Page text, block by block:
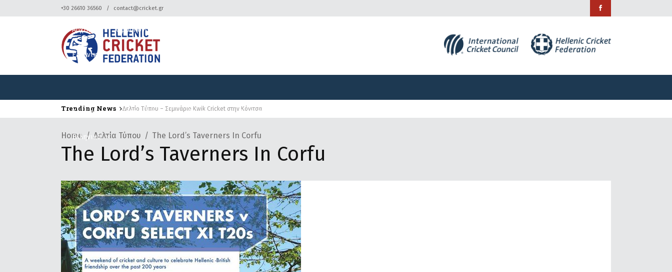
+30 26610 36560 contact@cricket.gr
Αρχική Ομοσπονδία Κρίκετ Διοργανώσεις
Ελληνικά
Αρχική Ομοσπονδία
Ελληνικά
Trending News Δελτίο Τύπου – Σεμινάριο Kwik Cricket στην Κόνιτσα
Home Δελτία Τύπου The Lord’s Taverners In Corfu
The Lord’s Taverners In Corfu